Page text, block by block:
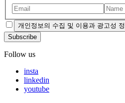
개인정보의 수집 및 이용과 광고성
Subscribe
Follow us
insta
linkedin
youtube